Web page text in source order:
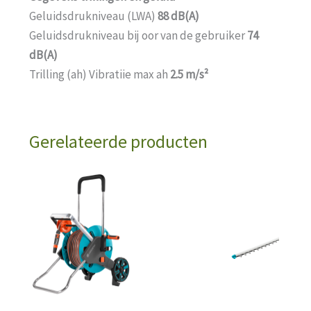
compatibel met tal van andere gereedschappen in
huis en tuin – wat betekent dat u er niet langer
voor elk product een hoeft te kopen. U bespaart
geld en blijft te allen tijde flexibel!
om te creëren.
Geluidsdrukniveau (LWA) 88 dB(A)
Geluidsdrukniveau bij oor van de gebruiker74
dB(A)
Trilling (ah) Vibratiie max ah 2.5 m/s²
Gerelateerde producten